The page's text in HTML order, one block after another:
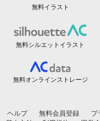
無料イラスト
無料シルエットイラスト
無料オンラインストレージ
ヘルプ 無料会員登録 プ